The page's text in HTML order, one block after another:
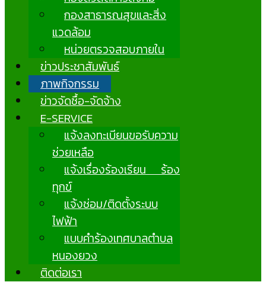
กองสาธารณสุขและสิ่ง
แวดล้อม
หน่วยตรวจสอบภายใน
ข่าวประชาสัมพันธ์
ภาพกิจกรรม
ข่าวจัดซื้อ-จัดจ้าง
E-SERVICE
แจ้งลงทะเบียนขอรับความ
ช่วยเหลือ
แจ้งเรื่องร้องเรียน ร้อง
ทุกข์
แจ้งซ่อม/ติดตั้งระบบ
ไฟฟ้า
แบบคำร้องเทศบาลตำบล
หนองยวง
ติดต่อเรา